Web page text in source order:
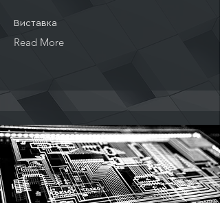
Виставка
Read More